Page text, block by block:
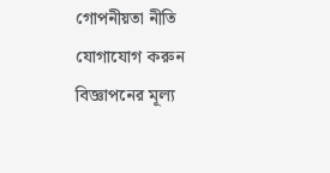
গোপনীয়তা নীতি
যোগাযোগ করুন
বিজ্ঞাপনের মূল্য